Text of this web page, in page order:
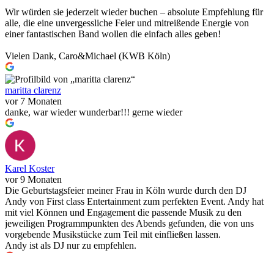
Wir würden sie jederzeit wieder buchen – absolute Empfehlung für
alle, die eine unvergessliche Feier und mitreißende Energie von
einer fantastischen Band wollen die einfach alles geben!
Vielen Dank, Caro&Michael (KWB Köln)
maritta clarenz
vor 7 Monaten
danke, war wieder wunderbar!!! gerne wieder
Karel Koster
vor 9 Monaten
Die Geburtstagsfeier meiner Frau in Köln wurde durch den DJ
Andy von First class Entertainment zum perfekten Event. Andy hat
mit viel Können und Engagement die passende Musik zu den
jeweiligen Programmpunkten des Abends gefunden, die von uns
vorgebende Musikstücke zum Teil mit einfließen lassen.
Andy ist als DJ nur zu empfehlen.